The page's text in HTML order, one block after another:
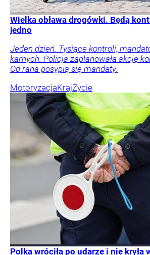
Wielka obława drogówki. Będą
jedno
Jeden dzień. Tysiące kontroli,
karnych. Policja zaplanowała akcję
Od rana posypią się mandaty.
MotoryzacjaKrajŻycie
Polka wróciła po udarze i nie kryła